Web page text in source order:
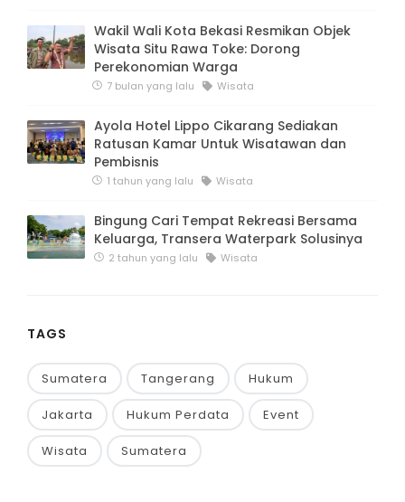
Wakil Wali Kota Bekasi Resmikan Objek
Wisata Situ Rawa Toke: Dorong
Perekonomian Warga
7 bulan yang lalu Wisata
Ayola Hotel Lippo Cikarang Sediakan
Ratusan Kamar Untuk Wisatawan dan
Pembisnis
1 tahun yang lalu Wisata
Bingung Cari Tempat Rekreasi Bersama
Keluarga, Transera Waterpark Solusinya
2 tahun yang lalu Wisata
TAGS
Sumatera Tangerang Hukum
Jakarta Hukum Perdata Event
Wisata Sumatera